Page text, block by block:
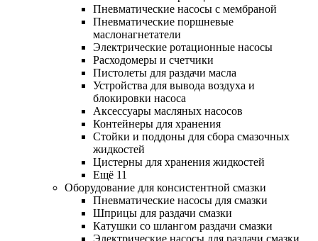
Пневматические насосы с мембраной
Пневматические поршневые
маслонагнетатели
Электрические ротационные насосы
Расходомеры и счетчики
Пистолеты для раздачи масла
Устройства для вывода воздуха и
блокировки насоса
Аксессуары масляных насосов
Контейнеры для хранения
Стойки и поддоны для сбора смазочных
жидкостей
Цистерны для хранения жидкостей
Ещё 11
Оборудование для консистентной смазки
Пневматические насосы для смазки
Шприцы для раздачи смазки
Катушки со шлангом раздачи смазки